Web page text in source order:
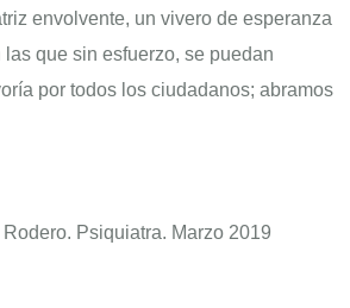
envolvente, un vivero de esperanza
que sin esfuerzo, se puedan
por todos los ciudadanos; abramos
Psiquiatra. Marzo 2019